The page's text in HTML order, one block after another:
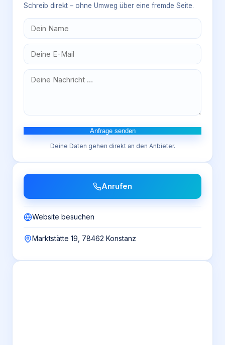
Schreib direkt – ohne Umweg über eine fremde Seite.
Anfrage senden
Deine Daten gehen direkt an den Anbieter.
Anrufen
Website besuchen
Marktstätte 19, 78462 Konstanz